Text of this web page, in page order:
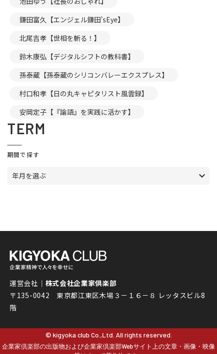
鎌田富久【エンジェル鎌田’sEye】
北尾吉孝【世相を斬る！】
鈴木康弘【デジタルシフトの教科書】
孫泰蔵【孫泰蔵のシリコンバレーエクスプレス】
村口和孝【日の丸キャピタリスト風雲録】
安岡定子【『論語』を実践に活かす】
TERM
期間で探す
年月を選ぶ
運営会社｜ 株式会社企業家倶楽部
〒135-0042 東京都江東区木場３－１６－８ レッタスビル8
階
© kigyoka club Co.,Ltd. All rights reserved.
企業家倶楽部の出版物および企業家倶楽部Webサイト上の文章・画像・映像